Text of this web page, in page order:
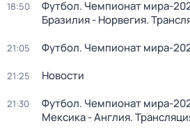
18:50
Футбол. Чемпионат мира-
Бразилия - Норвегия.
21:05 Футбол. Чемпионат мира-
21:25 Новости
21:30
Футбол. Чемпионат мира-
Мексика - Англия.